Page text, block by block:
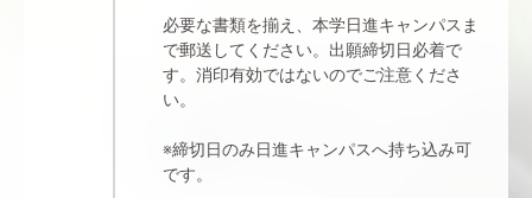
必要な書類を揃え、本学日進キャンパスま
で郵送してください。出願締切日必着で
す。消印有効ではないのでご注意くださ
い。
※締切日のみ日進キャンパスへ持ち込み可
です。